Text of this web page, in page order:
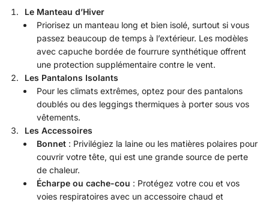
Le Manteau d’Hiver
Priorisez un manteau long et bien isolé, surtout si vous
passez beaucoup de temps à l’extérieur. Les modèles
avec capuche bordée de fourrure synthétique offrent
une protection supplémentaire contre le vent.
Les Pantalons Isolants
Pour les climats extrêmes, optez pour des pantalons
doublés ou des leggings thermiques à porter sous vos
vêtements.
Les Accessoires
Bonnet : Privilégiez la laine ou les matières polaires pour
couvrir votre tête, qui est une grande source de perte
de chaleur.
Écharpe ou cache-cou : Protégez votre cou et vos
voies respiratoires avec un accessoire chaud et